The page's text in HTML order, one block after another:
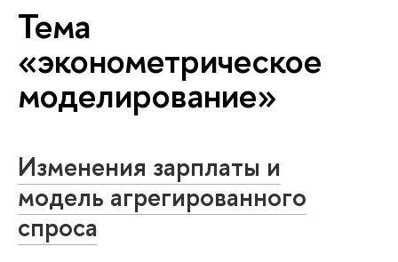
Тема
«эконометрическое
моделирование»
Изменения зарплаты и
модель агрегированного
спроса